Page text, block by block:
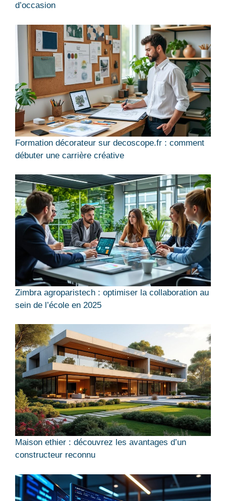
d’occasion
Formation décorateur sur decoscope.fr : comment
débuter une carrière créative
Zimbra agroparistech : optimiser la collaboration au
sein de l’école en 2025
Maison ethier : découvrez les avantages d’un
constructeur reconnu